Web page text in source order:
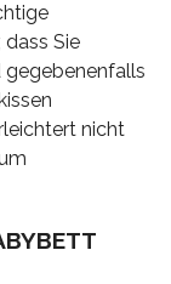
dass Sie
gegebenenfalls
nicht